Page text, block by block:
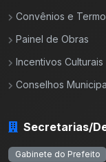
Convênios e
Painel de Obras
Incentivos Culturais
Conselhos
Secretarias/
Gabinete do Prefeito